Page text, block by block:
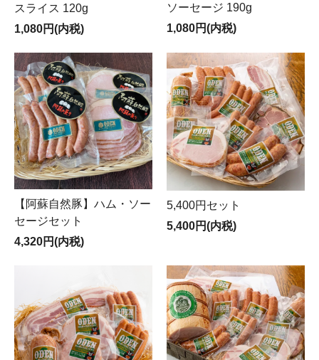
スライス 120g
1,080円(内税)
ソーセージ 190g
1,080円(内税)
【阿蘇自然豚】ハム・ソー
セージセット
4,320円(内税)
5,400円セット
5,400円(内税)